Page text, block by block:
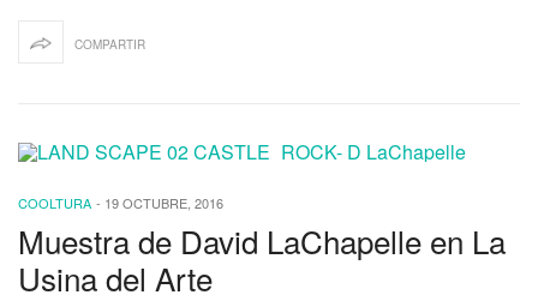
COMPARTIR
COOLTURA - 19 OCTUBRE, 2016
Muestra de David LaChapelle en La
Usina del Arte